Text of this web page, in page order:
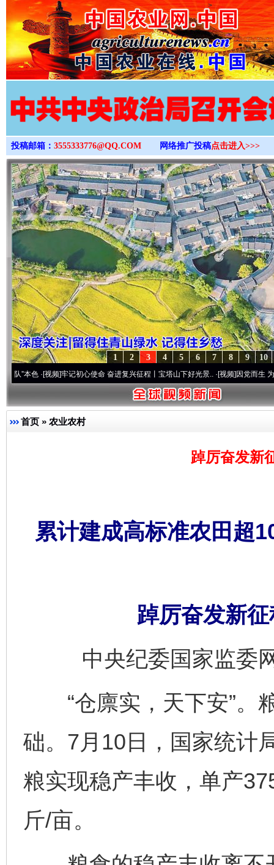
>
投稿邮箱： 3555333776@QQ.COM 网络推广投稿点击进入>>>
10
9
8
7
6
5
4
3
2
1
·[视频]牢记初心使命 奋进复兴征程丨宝塔山下好光景..·[视频]因党而生 为党而战——
首页 » 农业农村
踔厉奋发新
累计建成高标准农田超
踔厉奋发新
中央纪委国家监委
“仓廪实，天下安”。
础。7月10日，国家统计
粮实现稳产丰收，单产
斤/亩。